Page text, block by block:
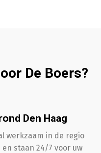
De Boers?
Den Haag
werkzaam in de regio
en staan 24/7 voor uw